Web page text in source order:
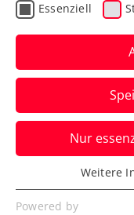
2024
Reform:
In der am
startenden
indes sechs
Essenziell
Nur
Essenziell
Essenzielle Cookies
Weitere
Powered by